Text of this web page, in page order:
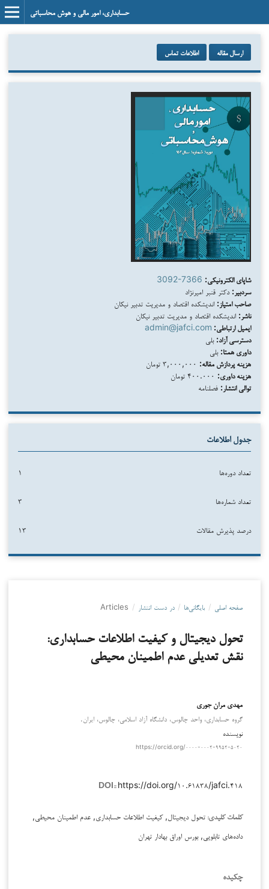
حسابداری، امور مالی و هوش محاسباتی
ارسال مقاله اطلاعات تماس
شاپای الکترونیکی: 3092-7366
سردبیر: دکتر قنبر امیرنژاد
صاحب امتیاز: اندیشکده اقتصاد و مدیریت تدبیر نیکان
ناشر: اندیشکده اقتصاد و مدیریت تدبیر نیکان
ایمیل ارتباطی: admin@jafci.com
دسترسی آزاد: بلی
داوری همتا: بلی
هزینه پردازش مقاله:
هزینه داوری:
توالی انتشار: فصلنامه
جدول اطلاعات
تعداد دوره‌ها ۱
تعداد شماره‌ها ۳
درصد پذیرش مقالات ۱۳
صفحه اصلی / بایگانی‌ها / در دست انتشار /
Articles
تحول دیجیتال و کیفیت اطلاعات حسابداری:
نقش تعدیلی عدم اطمینان محیطی
مهدی مران جوری
گروه حسابداری، واحد چالوس، دانشگاه آزاد اسلامی، چالوس، ایران.
نویسنده
https://orcid.org/۰۰۰۰-۰۰۰۲-۹۹۵۲-۵۰۲۰
DOI:: https://doi.org/۱۰.۶۱۸۳۸/jafci.۴۱۸
کلمات کلیدی: تحول دیجیتال, کیفیت اطلاعات حسابداری, عدم اطمینان محیطی,
داده‌های تابلویی, بورس اوراق بهادار تهران
چکیده